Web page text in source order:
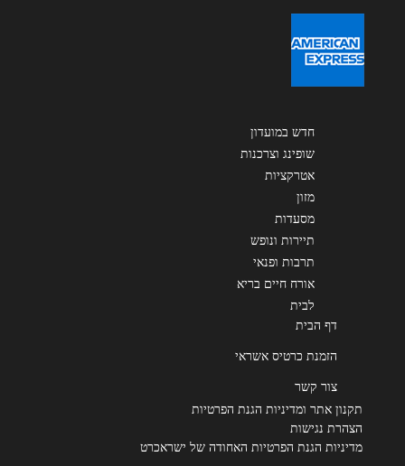
חדש במועדון
שופינג וצרכנות
אטרקציות
מזון
מסעדות
תיירות ונופש
תרבות ופנאי
אורח חיים בריא
לבית
דף הבית
הזמנת כרטיס אשראי
צור קשר
תקנון אתר ומדיניות הגנת הפרטיות
הצהרת נגישות
מדיניות הגנת הפרטיות האחודה של ישראכרט